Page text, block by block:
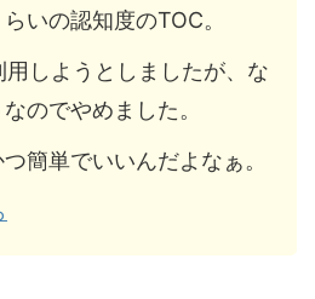
いの認知度のTOC。
しようとしましたが、な
のでやめました。
簡単でいいんだよなぁ。